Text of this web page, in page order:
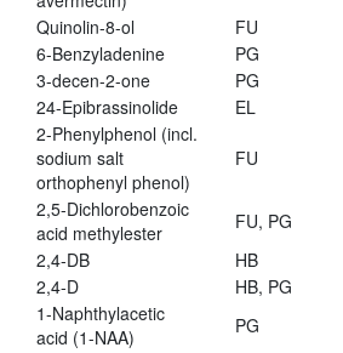
Quinolin-8-ol
FU
6-Benzyladenine
PG
3-decen-2-one
PG
24-Epibrassinolide
EL
2-Phenylphenol (incl.
sodium salt
orthophenyl phenol)
FU
2,5-Dichlorobenzoic
acid methylester
FU, PG
2,4-DB
HB
2,4-D
HB, PG
1-Naphthylacetic
acid (1-NAA)
PG